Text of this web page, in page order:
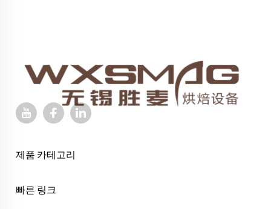
제품 카테고리
빠른 링크